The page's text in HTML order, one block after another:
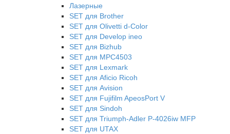
Лазерные
SET для Brother
SET для Olivetti d-Color
SET для Develop ineo
SET для Bizhub
SET для MPC4503
SET для Lexmark
SET для Aficio Ricoh
SET для Avision
SET для Fujifilm ApeosPort V
SET для Sindoh
SET для Triumph-Adler P-4026iw MFP
SET для UTAX